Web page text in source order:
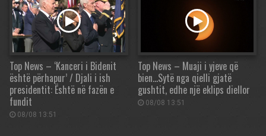
Top News – ‘Kanceri i Bidenit
është përhapur’ / Djali i ish
presidentit: Është në fazën e
fundit
08/08 13:51
Top News – Muaji i yjeve që
bien…Sytë nga qielli gjatë
gushtit, edhe një eklips diellor
08/08 13:51